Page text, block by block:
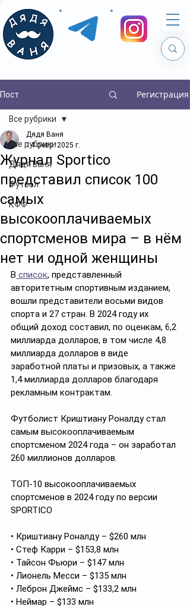
Пост Регистрация
Все рубрики
Дядя Ваня
Футбол
КФФ
Все рубрики
Журнал Sportico
представил список 100
самых
высокооплачиваемых
спортсменов мира – в нём
нет ни одной женщины
Дядя Ваня
14 февр. 2025 г.
В список, представленный
авторитетным спортивным изданием,
вошли представители восьми видов
спорта и 27 стран. В 2024 году их
общий доход составил, по оценкам, 6,2
миллиарда долларов, в том числе 4,8
миллиарда долларов в виде
заработной платы и призовых, а также
1,4 миллиарда долларов благодаря
рекламным контрактам.
Футболист Криштиану Роналду стал
самым высокооплачиваемым
спортсменом 2024 года – он заработал
260 миллионов долларов.
ТОП-10 высокооплачиваемых
спортсменов в 2024 году по версии
SPORTICO
• Криштиану Роналду – $260 млн
• Стеф Карри – $153,8 млн
• Тайсон Фьюри – $147 млн
• Лионель Месси – $135 млн
• Леброн Джеймс – $133,2 млн
• Неймар – $133 млн